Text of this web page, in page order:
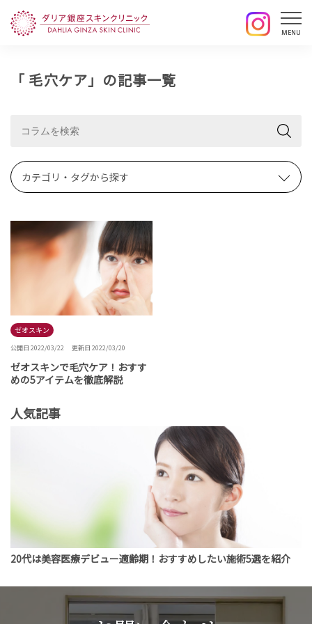
「 毛穴ケア」の記事一覧
カテゴリ・タグから探す
ゼオスキン
公開日 2022/03/22 更新日 2022/03/20
ゼオスキンで毛穴ケア！おすす
めの5アイテムを徹底解説
人気記事
20代は美容医療デビュー適齢期！おすすめしたい施術5選を紹介